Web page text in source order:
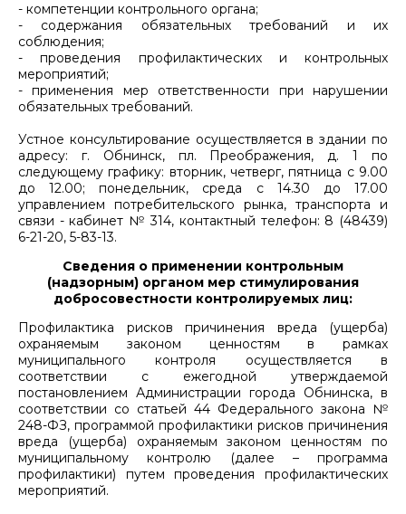
- компетенции контрольного органа;
- содержания обязательных требований и их
соблюдения;
- проведения профилактических и контрольных
мероприятий;
- применения мер ответственности при нарушении
обязательных требований.
Устное консультирование осуществляется в здании по
адресу: г. Обнинск, пл. Преображения, д. 1 по
следующему графику: вторник, четверг, пятница с 9.00
до 12.00; понедельник, среда с 14.30 до 17.00
управлением потребительского рынка, транспорта и
связи - кабинет № 314, контактный телефон: 8 (48439)
6-21-20, 5-83-13.
Сведения о применении контрольным
(надзорным) органом мер стимулирования
добросовестности контролируемых лиц:
Профилактика рисков причинения вреда (ущерба)
охраняемым законом ценностям в рамках
муниципального контроля осуществляется в
соответствии с ежегодной утверждаемой
постановлением Администрации города Обнинска, в
соответствии со статьей 44 Федерального закона №
248-ФЗ, программой профилактики рисков причинения
вреда (ущерба) охраняемым законом ценностям по
муниципальному контролю (далее – программа
профилактики) путем проведения профилактических
мероприятий.